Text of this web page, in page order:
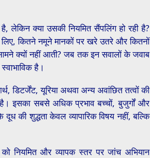
लेकिन क्या उसकी नियमित सैंपलिंग हो रही है?
लिए, कितने नमूने मानकों पर खरे उतरे और कितनों
क्यों नहीं आती? जब तक इन सवालों के जवाब
है।
डिटर्जेंट, यूरिया अथवा अन्य अवांछित तत्वों की
इसका सबसे अधिक प्रभाव बच्चों, बुजुर्गों और
की शुद्धता केवल व्यापारिक विषय नहीं, बल्कि
को नियमित और व्यापक स्तर पर जांच अभियान